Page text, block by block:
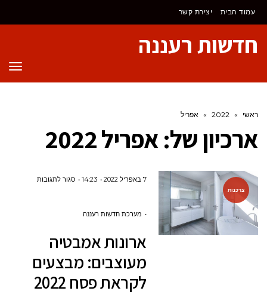
לתוכן
עמוד הבית יצירת קשר
חדשות רעננה
ראשי »
2022
» אפריל
ארכיון של:אפריל 2022
צרכנות
7 באפריל 2022 14:23 סגור לתגובותעל
לקראת
פסח
מערכת חדשות רעננה
ארונות אמבטיה
מעוצבים: מבצעים
לקראת פסח 2022